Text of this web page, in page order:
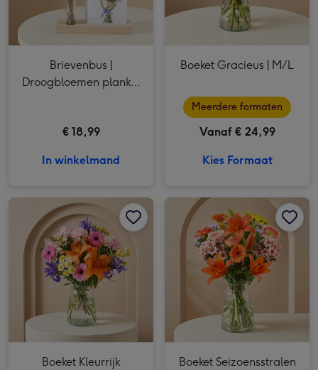
Brievenbus |
Droogbloemen plankje
€ 18,99
In winkelmand
Boeket Gracieus | M/L
Meerdere formaten
Vanaf € 24,99
Kies Formaat
Boeket Kleurrijk afbeelding 2
Boeket Kleurrijk Boeket Seizoensstralen